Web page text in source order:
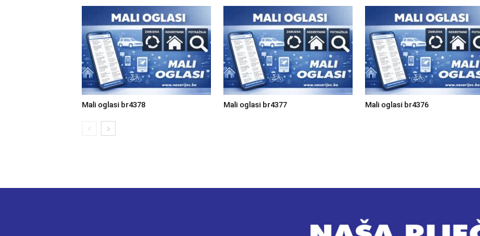
Mali oglasi br4378 Mali oglasi br4377 Mali oglasi br4376